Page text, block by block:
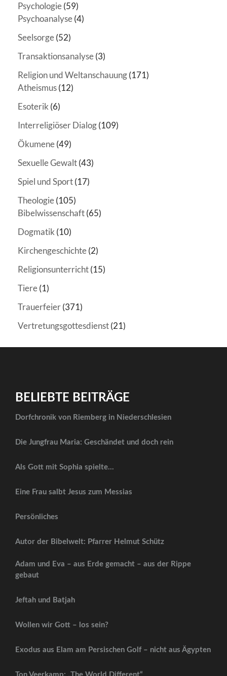
Psychologie(59)
Psychoanalyse(4)
Seelsorge(52)
Transaktionsanalyse(3)
Religion und Weltanschauung(171)
Atheismus(12)
Esoterik (6)
Interreligiöser Dialog(109)
Ökumene(49)
Sexuelle Gewalt(43)
Spiel und Sport(17)
Theologie(105)
Bibelwissenschaft(65)
Dogmatik (10)
Kirchengeschichte(2)
Religionsunterricht(15)
Tiere(1)
Trauerfeier(371)
Vertretungsgottesdienst(21)
BELIEBTE BEITRÄGE
Dorfchronik von Riemberg in Niederschlesien
Die Jungfrau Maria: Geschändet und doch rein
Als Gott mit Sophia spielte…
Eine Frau salbt Jesus zum Messias
Persönliches
Autor der Bibelwelt: Pfarrer Helmut Schütz
Adam und Eva – aus Erde gemacht – aus der Rippe
gebaut
Jeftah und Batjah
Wollen wir Gott – los sein?
Exodus aus Elam am Persischen Golf – nicht aus Ägypten